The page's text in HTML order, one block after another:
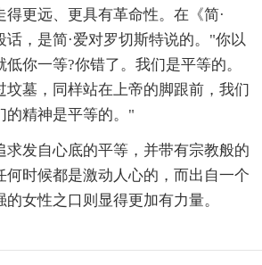
更远、更具有革命性。在《简·
话，是简·爱对罗切斯特说的。"你以
你一等?你错了。我们是平等的。
坟墓，同样站在上帝的脚跟前，我们
的精神是平等的。"
求发自心底的平等，并带有宗教般的
何时候都是激动人心的，而出自一个
女性之口则显得更加有力量。